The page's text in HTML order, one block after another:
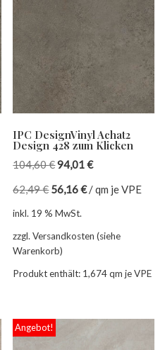
IPC DesignVinyl Achat2
Design 428 zum Klicken
104,60€94,01€
62,49€ 56,16€/qm je VPE
inkl. 19 % MwSt.
zzgl. Versandkosten (siehe
Warenkorb)
Produkt enthält: 1,674qm je VPE
Angebot!